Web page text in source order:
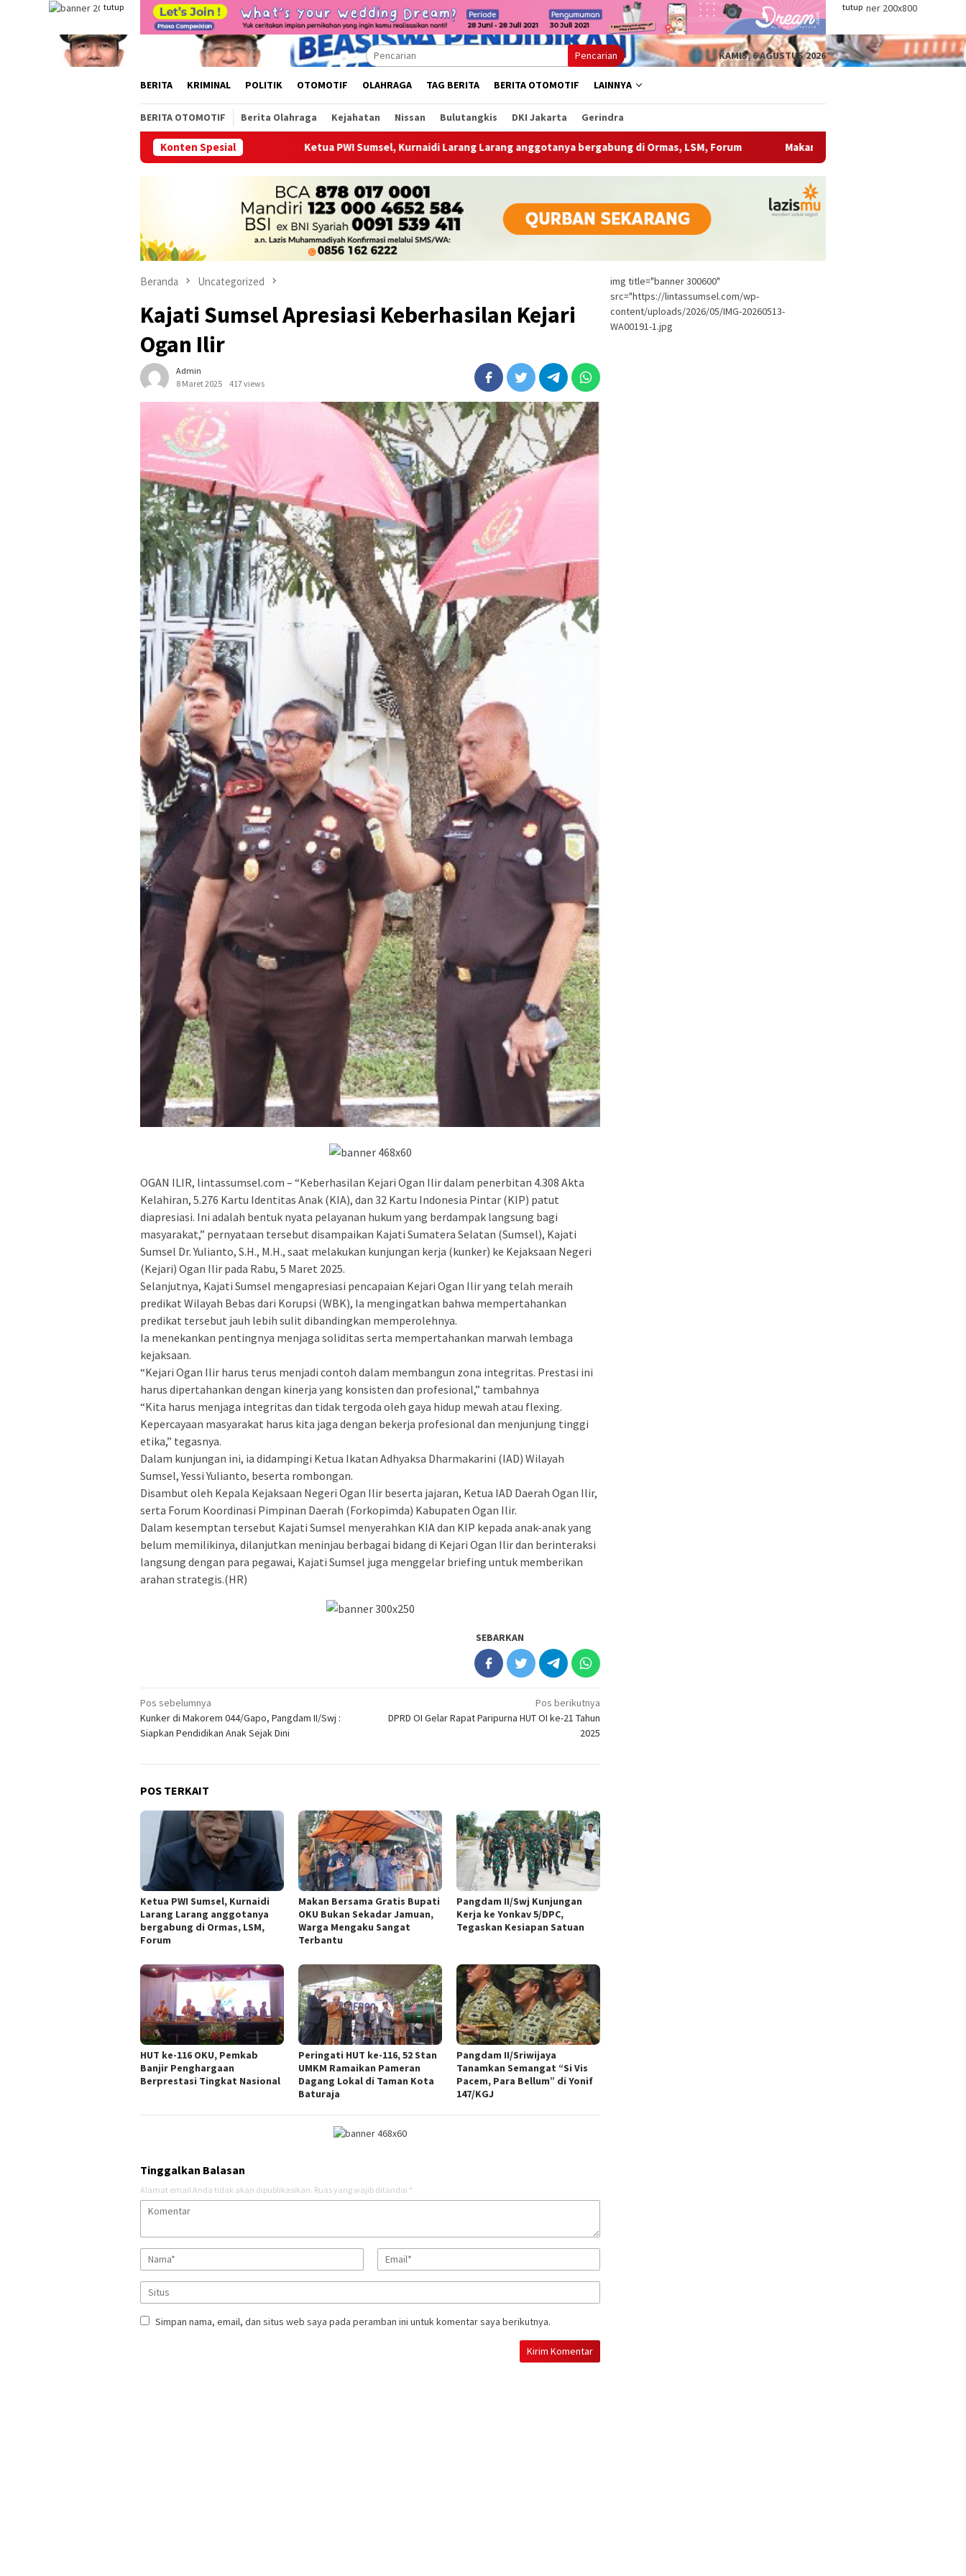
tutup tutup
Pencarian KAMIS, 6 AGUSTUS 2026
BERITA KRIMINAL POLITIK OTOMOTIF OLAHRAGA TAG BERITA BERITA OTOMOTIF LAINNYA
BERITA OTOMOTIF Berita Olahraga Kejahatan Nissan Bulutangkis DKI Jakarta Gerindra
Konten Spesial
Ketua PWI Sumsel, Kurnaidi Larang Larang anggotanya bergabung di Ormas, LSM, Forum Makan Bersama Gratis Bupati OKU Bukan Sekadar
Beranda Uncategorized
Kajati Sumsel Apresiasi Keberhasilan Kejari
Ogan Ilir
Admin
8 Maret 2025
417 views
OGAN ILIR, lintassumsel.com – “Keberhasilan Kejari Ogan Ilir dalam penerbitan 4.308 Akta
Kelahiran, 5.276 Kartu Identitas Anak (KIA), dan 32 Kartu Indonesia Pintar (KIP) patut
diapresiasi. Ini adalah bentuk nyata pelayanan hukum yang berdampak langsung bagi
masyarakat,” pernyataan tersebut disampaikan Kajati Sumatera Selatan (Sumsel), Kajati
Sumsel Dr. Yulianto, S.H., M.H., saat melakukan kunjungan kerja (kunker) ke Kejaksaan Negeri
(Kejari) Ogan Ilir pada Rabu, 5 Maret 2025.
Selanjutnya, Kajati Sumsel mengapresiasi pencapaian Kejari Ogan Ilir yang telah meraih
predikat Wilayah Bebas dari Korupsi (WBK), Ia mengingatkan bahwa mempertahankan
predikat tersebut jauh lebih sulit dibandingkan memperolehnya.
Ia menekankan pentingnya menjaga soliditas serta mempertahankan marwah lembaga
kejaksaan.
“Kejari Ogan Ilir harus terus menjadi contoh dalam membangun zona integritas. Prestasi ini
harus dipertahankan dengan kinerja yang konsisten dan profesional,” tambahnya
“Kita harus menjaga integritas dan tidak tergoda oleh gaya hidup mewah atau flexing.
Kepercayaan masyarakat harus kita jaga dengan bekerja profesional dan menjunjung tinggi
etika,” tegasnya.
Dalam kunjungan ini, ia didampingi Ketua Ikatan Adhyaksa Dharmakarini (IAD) Wilayah
Sumsel, Yessi Yulianto, beserta rombongan.
Disambut oleh Kepala Kejaksaan Negeri Ogan Ilir beserta jajaran, Ketua IAD Daerah Ogan Ilir,
serta Forum Koordinasi Pimpinan Daerah (Forkopimda) Kabupaten Ogan Ilir.
Dalam kesemptan tersebut Kajati Sumsel menyerahkan KIA dan KIP kepada anak-anak yang
belum memilikinya, dilanjutkan meninjau berbagai bidang di Kejari Ogan Ilir dan berinteraksi
langsung dengan para pegawai, Kajati Sumsel juga menggelar briefing untuk memberikan
arahan strategis.(HR)
SEBARKAN
Navigasi
pos
Pos sebelumnya
Kunker di Makorem 044/Gapo, Pangdam II/Swj :
Siapkan Pendidikan Anak Sejak Dini
Pos berikutnya
DPRD OI Gelar Rapat Paripurna HUT OI ke-21 Tahun
2025
POS TERKAIT
Ketua PWI Sumsel, Kurnaidi
Larang Larang anggotanya
bergabung di Ormas, LSM,
Forum
Makan Bersama Gratis Bupati
OKU Bukan Sekadar Jamuan,
Warga Mengaku Sangat
Terbantu
Pangdam II/Swj Kunjungan
Kerja ke Yonkav 5/DPC,
Tegaskan Kesiapan Satuan
HUT ke-116 OKU, Pemkab
Banjir Penghargaan
Berprestasi Tingkat Nasional
Peringati HUT ke-116, 52 Stan
UMKM Ramaikan Pameran
Dagang Lokal di Taman Kota
Baturaja
Pangdam II/Sriwijaya
Tanamkan Semangat “Si Vis
Pacem, Para Bellum” di Yonif
147/KGJ
Tinggalkan Balasan
Alamat email Anda tidak akan dipublikasikan. Ruas yang wajib ditandai *
Simpan nama, email, dan situs web saya pada peramban ini untuk komentar saya berikutnya.
img title="banner 300600"
src="https://lintassumsel.com/wp-
content/uploads/2026/05/IMG-20260513-
WA00191-1.jpg